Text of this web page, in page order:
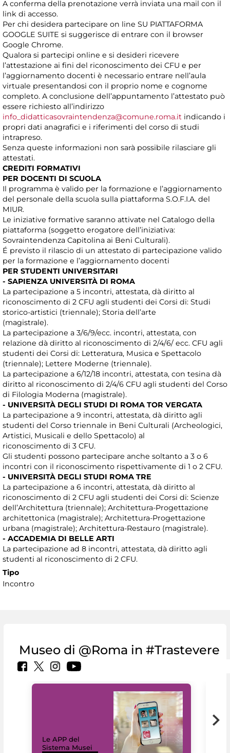
A conferma della prenotazione verrà inviata una mail con il
link di accesso.
Per chi desidera partecipare on line SU PIATTAFORMA
GOOGLE SUITE si suggerisce di entrare con il browser
Google Chrome.
Qualora si partecipi online e si desideri ricevere
l’attestazione ai fini del riconoscimento dei CFU e per
l’aggiornamento docenti è necessario entrare nell’aula
virtuale presentandosi con il proprio nome e cognome
completo. A conclusione dell’appuntamento l’attestato può
essere richiesto all’indirizzo
info_didatticasovraintendenza@comune.roma.it indicando i
propri dati anagrafici e i riferimenti del corso di studi
intrapreso.
Senza queste informazioni non sarà possibile rilasciare gli
attestati.
CREDITI FORMATIVI
PER DOCENTI DI SCUOLA
Il programma è valido per la formazione e l’aggiornamento
del personale della scuola sulla piattaforma S.O.F.I.A. del
MIUR.
Le iniziative formative saranno attivate nel Catalogo della
piattaforma (soggetto erogatore dell’iniziativa:
Sovraintendenza Capitolina ai Beni Culturali).
É previsto il rilascio di un attestato di partecipazione valido
per la formazione e l’aggiornamento docenti
PER STUDENTI UNIVERSITARI
- SAPIENZA UNIVERSITÀ DI ROMA
La partecipazione a 5 incontri, attestata, dà diritto al
riconoscimento di 2 CFU agli studenti dei Corsi di: Studi
storico-artistici (triennale); Storia dell’arte
(magistrale).
La partecipazione a 3/6/9/ecc. incontri, attestata, con
relazione dà diritto al riconoscimento di 2/4/6/ ecc. CFU agli
studenti dei Corsi di: Letteratura, Musica e Spettacolo
(triennale); Lettere Moderne (triennale).
La partecipazione a 6/12/18 incontri, attestata, con tesina dà
diritto al riconoscimento di 2/4/6 CFU agli studenti del Corso
di Filologia Moderna (magistrale).
- UNIVERSITÀ DEGLI STUDI DI ROMA TOR VERGATA
La partecipazione a 9 incontri, attestata, dà diritto agli
studenti del Corso triennale in Beni Culturali (Archeologici,
Artistici, Musicali e dello Spettacolo) al
riconoscimento di 3 CFU.
Gli studenti possono partecipare anche soltanto a 3 o 6
incontri con il riconoscimento rispettivamente di 1 o 2 CFU.
- UNIVERSITÀ DEGLI STUDI ROMA TRE
La partecipazione a 6 incontri, attestata, dà diritto al
riconoscimento di 2 CFU agli studenti dei Corsi di: Scienze
dell’Architettura (triennale); Architettura-Progettazione
architettonica (magistrale); Architettura-Progettazione
urbana (magistrale); Architettura-Restauro (magistrale).
- ACCADEMIA DI BELLE ARTI
La partecipazione ad 8 incontri, attestata, dà diritto agli
studenti al riconoscimento di 2 CFU.
Tipo
Incontro
Museo di @Roma in #Trastevere
Le APP del
Sistema Musei